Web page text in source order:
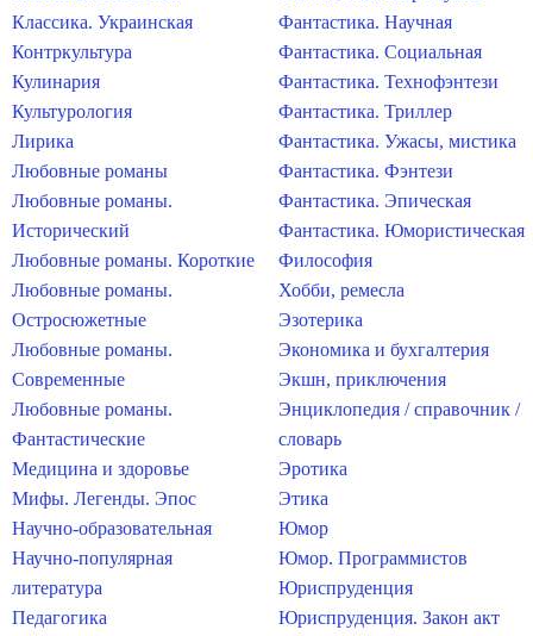
Классика. Украинская
Контркультура
Кулинария
Культурология
Лирика
Любовные романы
Любовные романы.
Исторический
Любовные романы. Короткие
Любовные романы.
Остросюжетные
Любовные романы.
Современные
Любовные романы.
Фантастические
Медицина и здоровье
Мифы. Легенды. Эпос
Научно-образовательная
Научно-популярная
литература
Педагогика
Фантастика. Научная
Фантастика. Социальная
Фантастика. Технофэнтези
Фантастика. Триллер
Фантастика. Ужасы, мистика
Фантастика. Фэнтези
Фантастика. Эпическая
Фантастика. Юмористическая
Философия
Хобби, ремесла
Эзотерика
Экономика и бухгалтерия
Экшн, приключения
Энциклопедия / справочник /
словарь
Эротика
Этика
Юмор
Юмор. Программистов
Юриспруденция
Юриспруденция. Закон акт